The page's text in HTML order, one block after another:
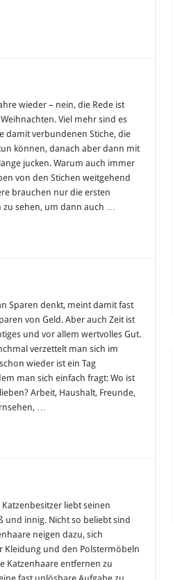
wieder – nein, die Rede ist
Viel mehr sind es
damit verbundenen Stiche, die
können, danach aber dann mit
jucken. Warum auch immer
von den Stichen weitgehend
brauchen nur die ersten
zu sehen, um dann auch …
Sparen denkt, meint damit fast
von Geld. Aber auch Zeit ist
und vor allem wertvolles Gut.
verzettelt man sich im
wieder ist ein Tag
man sich einfach fragt: Wo ist
Arbeit, Haushalt, Freunde,
…
Katzenbesitzer liebt seinen
und innig. Nicht so beliebt sind
neigen dazu, sich
Kleidung und den Polstermöbeln
Katzenhaare entfernen zu